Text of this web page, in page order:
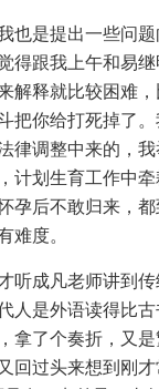
也是提出一些问
得跟我上午和易
解释就比较困难
把你给打死掉了
律调整中来的，
计划生育工作中
孕后不敢归来，
难度。
听成凡老师讲到
人是外语读得比
拿了个奏折，又
回过头来想到刚